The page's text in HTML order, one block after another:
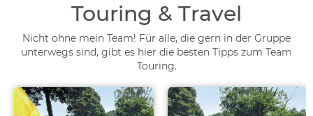
Touring & Travel
Nicht ohne mein Team! Für alle, die gern in der Gruppe
unterwegs sind, gibt es hier die besten Tipps zum Team
Touring.